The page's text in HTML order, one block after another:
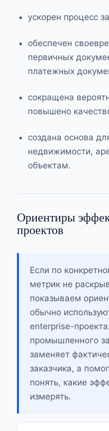
ускорен процесс
обеспечен
первичных
платежных
сокращена
повышено
создана основа
недвижимости,
объектам.
Ориентиры
проектов
Если по
метрик не
показываем
обычно
enterprise-
промышленного
заменяет
заказчика, а
понять, какие
измерять.